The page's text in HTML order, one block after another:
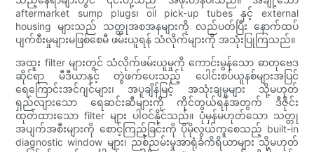
aftermarket sump plugs၊ oil pick-up tubes နှင့် external
housing များသည် သတ္တုအစအနများကို လည်ပတ်ပြီး နောက်ထပ်
ပျက်စီးမှုများမဖြစ်စေမီ ဖမ်းယူရန် သံလိုက်များကို အသုံးပြုကြသည်။
အထူး filter များတွင် သံလိုက်ဖမ်းယူမှုကို ကောင်းမွန်သော ဓာတုဗေဒ
ဆိုင်ရာ မီဒီယာနှင့် တွဲဖက်ပေးသည့် ပေါင်းစပ်ယူနစ်များအပြင်
ရေကြောင်းအင်ဂျင်များ၊ အပူချိန်မြင့် အသုံးချမှုများ သို့မဟုတ်
ရှည်လျားသော ရေဆင်းဆီများကို ကိုင်တွယ်ရန်အတွက် ဒီဇိုင်း
ထုတ်ထားသော filter များ ပါဝင်နိုင်သည်။ ပုံမှန်မဟုတ်သော သတ္တု
အပျက်အစီးများကို စောင့်ကြည့်ခြင်းကို ပိုမိုလွယ်ကူစေသည့် built-in
diagnostic window များ၊ ညစ်ညမ်းမှုအာရုံခံကိရိယာများ သို့မဟုတ်